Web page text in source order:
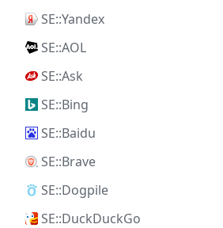
SE::Yandex
SE::AOL
SE::Ask
SE::Bing
SE::Baidu
SE::Brave
SE::Dogpile
SE::DuckDuckGo